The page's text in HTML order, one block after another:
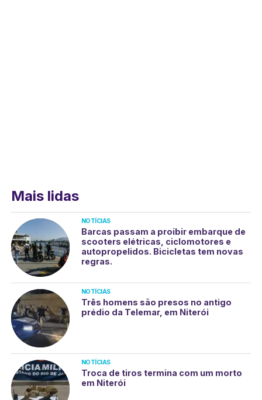
Mais lidas
NOTÍCIAS
Barcas passam a proibir embarque de
scooters elétricas, ciclomotores e
autopropelidos. Bicicletas tem novas
regras.
NOTÍCIAS
Três homens são presos no antigo
prédio da Telemar, em Niterói
NOTÍCIAS
Troca de tiros termina com um morto
em Niterói